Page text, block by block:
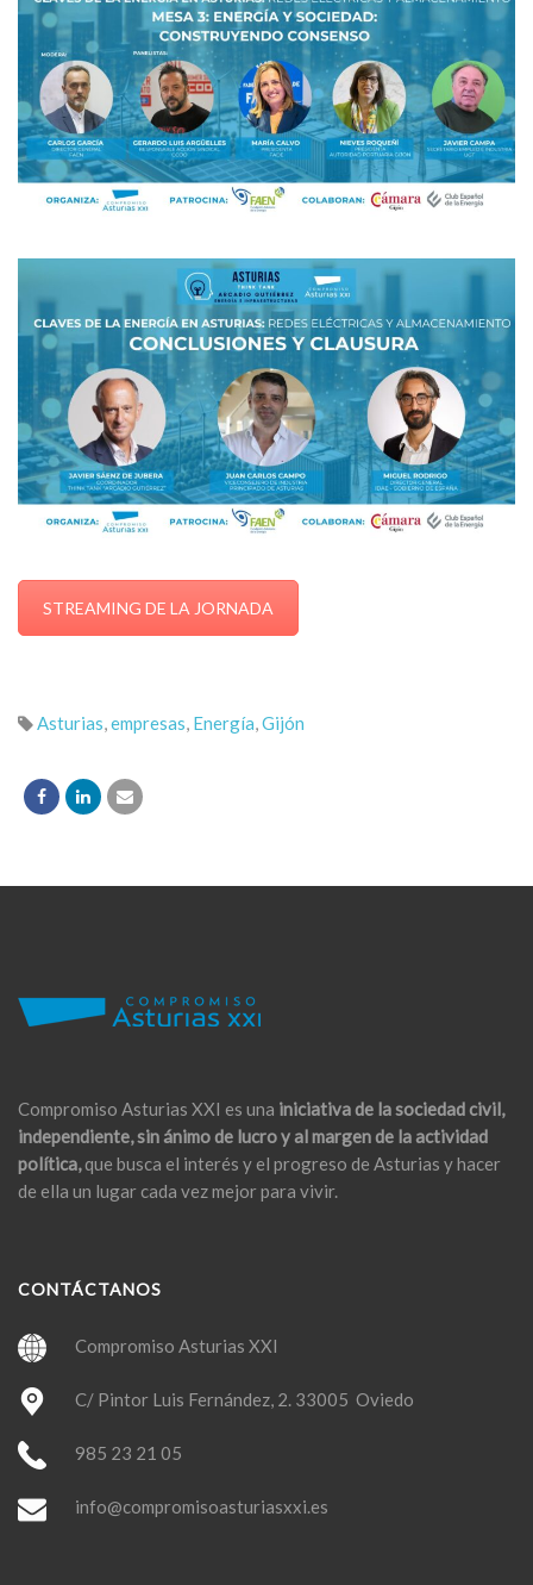
STREAMING DE LA JORNADA
Asturias,empresas, Energía,Gijón
Compromiso Asturias XXI es una iniciativa de la sociedad civil,
independiente, sin ánimo de lucro y al margen de la actividad
política,que busca el interés y el progreso de Asturias y hacer
de ella un lugar cada vez mejor para vivir.
CONTÁCTANOS
Compromiso Asturias XXI
C/ Pintor Luis Fernández, 2. 33005 Oviedo
985 23 21 05
info@compromisoasturiasxxi.es